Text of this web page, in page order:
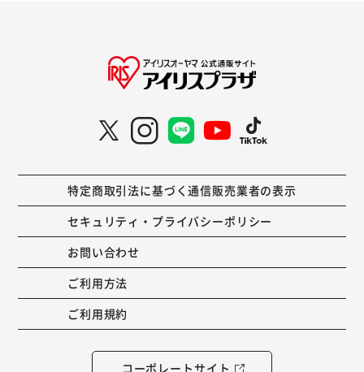
特定商取引法に基づく通信販売業者の表示
セキュリティ・プライバシーポリシー
お問い合わせ
ご利用方法
ご利用規約
コーポレートサイト